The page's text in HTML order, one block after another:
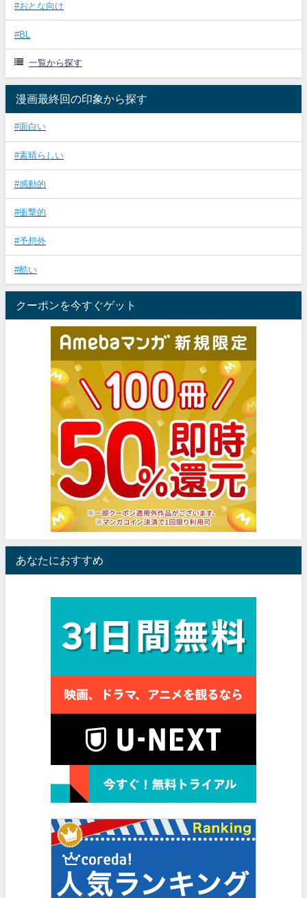
#おとな向け
#BL
一覧から探す
漫画最終回の印象から探す
#面白い
#素晴らしい
#感動的
#衝撃的
#予想外
#酷い
クーポンを今すぐゲット
あなたにおすすめ